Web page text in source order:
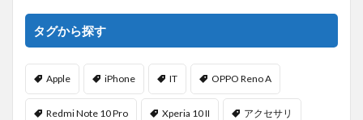
タグから探す
Apple iPhone IT OPPO Reno A
Redmi Note 10 Pro Xperia 10 II アクセサリ